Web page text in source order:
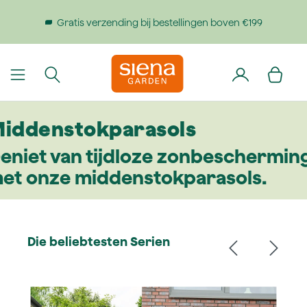
Gratis verzending bij bestellingen boven €199
van tijdloze
onze middenstokparasols.
Die beliebtesten Serien